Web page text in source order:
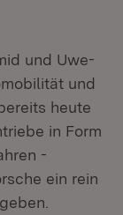
und Uwe-
und
heute
in Form
-
ein rein